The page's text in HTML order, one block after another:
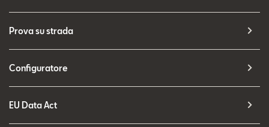
Prova su strada
Configuratore
EU Data Act